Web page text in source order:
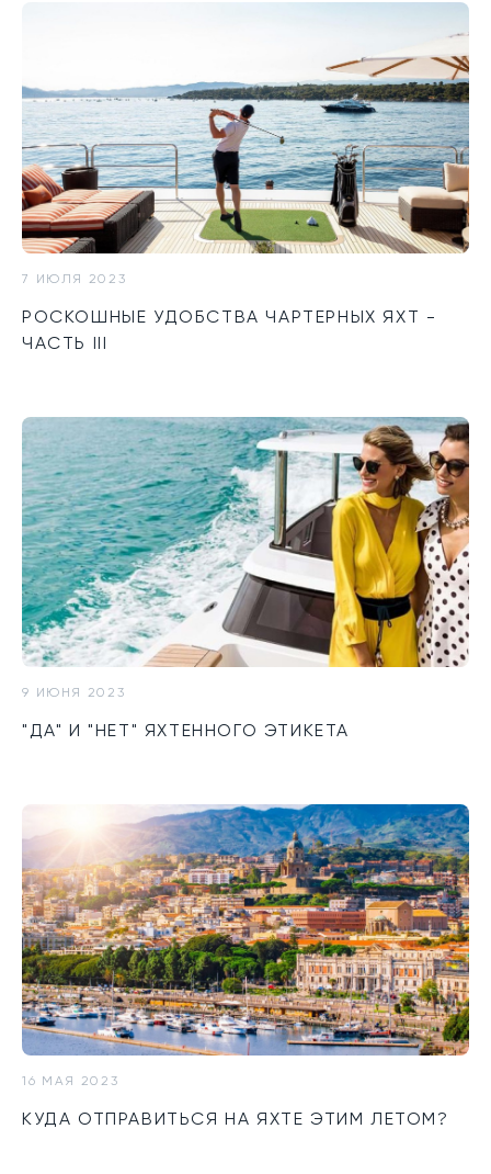
7 ИЮЛЯ 2023
РОСКОШНЫЕ УДОБСТВА ЧАРТЕРНЫХ ЯХТ -
ЧАСТЬ III
9 ИЮНЯ 2023
"ДА" И "НЕТ" ЯХТЕННОГО ЭТИКЕТА
16 МАЯ 2023
КУДА ОТПРАВИТЬСЯ НА ЯХТЕ ЭТИМ ЛЕТОМ?